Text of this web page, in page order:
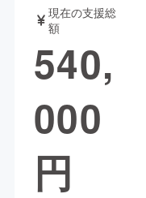
音楽
ゲーム・サ
現在の支援総
額
540,
000
円